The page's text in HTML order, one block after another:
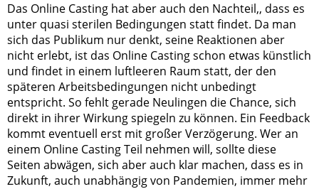
Das Online Casting hat aber auch den Nachteil,, dass es
unter quasi sterilen Bedingungen statt findet. Da man
sich das Publikum nur denkt, seine Reaktionen aber
nicht erlebt, ist das Online Casting schon etwas künstlich
und findet in einem luftleeren Raum statt, der den
späteren Arbeitsbedingungen nicht unbedingt
entspricht. So fehlt gerade Neulingen die Chance, sich
direkt in ihrer Wirkung spiegeln zu können. Ein Feedback
kommt eventuell erst mit großer Verzögerung. Wer an
einem Online Casting Teil nehmen will, sollte diese
Seiten abwägen, sich aber auch klar machen, dass es in
Zukunft, auch unabhängig von Pandemien, immer mehr